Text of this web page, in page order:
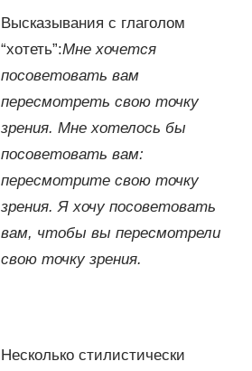
Высказывания с глаголом
“хотеть”:Мне хочется
посоветовать вам
пересмотреть свою точку
зрения. Мне хотелось бы
посоветовать вам:
пересмотрите свою точку
зрения. Я хочу посоветовать
вам, чтобы вы пересмотрели
свою точку зрения.
Несколько стилистически